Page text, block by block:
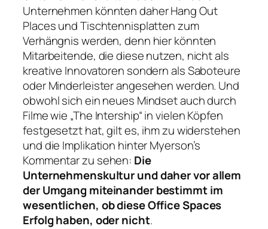
Unternehmen könnten daher Hang Out
Places und Tischtennisplatten zum
Verhängnis werden, denn hier könnten
Mitarbeitende, die diese nutzen, nicht als
kreative Innovatoren sondern als Saboteure
oder Minderleister angesehen werden. Und
obwohl sich ein neues Mindset auch durch
Filme wie „The Intership“ in vielen Köpfen
festgesetzt hat, gilt es, ihm zu widerstehen
und die Implikation hinter Myerson’s
Kommentar zu sehen: Die
Unternehmenskultur und daher vor allem
der Umgang miteinander bestimmt im
wesentlichen, ob diese Office Spaces
Erfolg haben, oder nicht.